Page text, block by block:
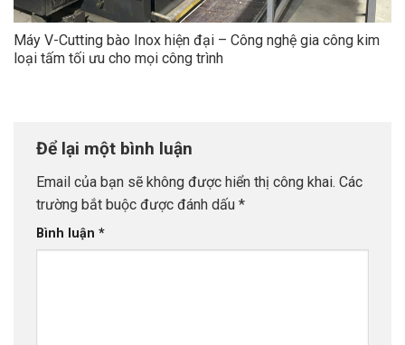
Máy V-Cutting bào Inox hiện đại – Công nghệ gia công kim
loại tấm tối ưu cho mọi công trình
Để lại một bình luận
Email của bạn sẽ không được hiển thị công khai. Các
trường bắt buộc được đánh dấu *
Bình luận *